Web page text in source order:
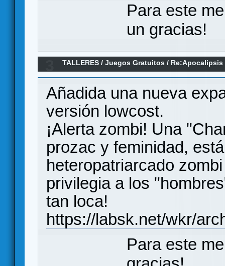
Para este
un gracias!
TALLERES /Juegos Gratuitos/
Añadida una nueva
versión lowcost.
¡Alerta zombi! Una
prozac y feminidad,
heteropatriarcado
privilegia a los
tan loca!
https://labsk.net/wkr/
Para este